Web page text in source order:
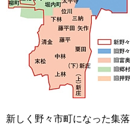
新しく野々市町になった集落